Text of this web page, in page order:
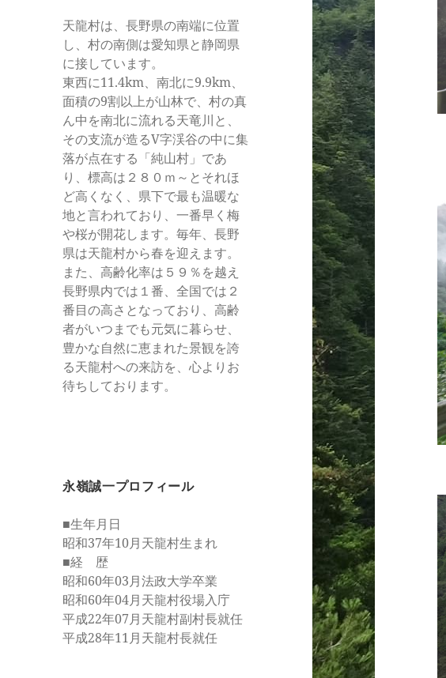
天龍村は、長野県の南端に位置
し、村の南側は愛知県と静岡県
に接しています。
東西に11.4km、南北に9.9km、
面積の9割以上が山林で、村の真
ん中を南北に流れる天竜川と、
その支流が造るV字渓谷の中に集
落が点在する「純山村」であ
り、標高は２８０ｍ～とそれほ
ど高くなく、県下で最も温暖な
地と言われており、一番早く梅
や桜が開花します。毎年、長野
県は天龍村から春を迎えます。
また、高齢化率は５９％を越え
長野県内では１番、全国では２
番目の高さとなっており、高齢
者がいつまでも元気に暮らせ、
豊かな自然に恵まれた景観を誇
る天龍村への来訪を、心よりお
待ちしております。
永嶺誠一プロフィール
■生年月日
昭和37年10月天龍村生まれ
■経 歴
昭和60年03月法政大学卒業
昭和60年04月天龍村役場入庁
平成22年07月天龍村副村長就任
平成28年11月天龍村長就任